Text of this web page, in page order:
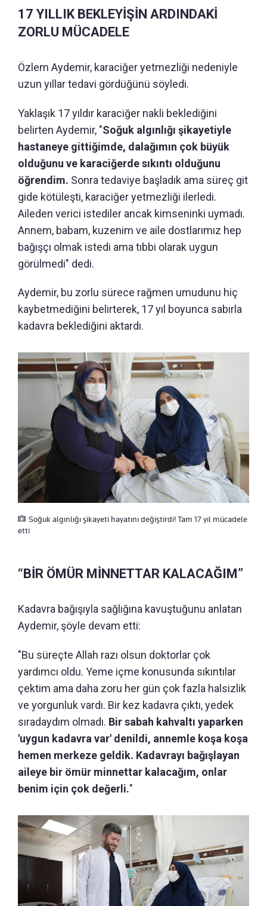
17 YILLIK BEKLEYİŞİN ARDINDAKİ
ZORLU MÜCADELE
Özlem Aydemir, karaciğer yetmezliği nedeniyle
uzun yıllar tedavi gördüğünü söyledi.
Yaklaşık 17 yıldır karaciğer nakli beklediğini
belirten Aydemir, "Soğuk algınlığı şikayetiyle
hastaneye gittiğimde, dalağımın çok büyük
olduğunu ve karaciğerde sıkıntı olduğunu
öğrendim. Sonra tedaviye başladık ama süreç git
gide kötüleşti, karaciğer yetmezliği ilerledi.
Aileden verici istediler ancak kimseninki uymadı.
Annem, babam, kuzenim ve aile dostlarımız hep
bağışçı olmak istedi ama tıbbi olarak uygun
görülmedi" dedi.
Aydemir, bu zorlu sürece rağmen umudunu hiç
kaybetmediğini belirterek, 17 yıl boyunca sabırla
kadavra beklediğini aktardı.
Soğuk algınlığı şikayeti hayatını değiştirdi! Tam 17 yıl mücadele
etti
“BİR ÖMÜR MİNNETTAR KALACAĞIM”
Kadavra bağışıyla sağlığına kavuştuğunu anlatan
Aydemir, şöyle devam etti:
"Bu süreçte Allah razı olsun doktorlar çok
yardımcı oldu. Yeme içme konusunda sıkıntılar
çektim ama daha zoru her gün çok fazla halsizlik
ve yorgunluk vardı. Bir kez kadavra çıktı, yedek
sıradaydım olmadı. Bir sabah kahvaltı yaparken
'uygun kadavra var' denildi, annemle koşa koşa
hemen merkeze geldik. Kadavrayı bağışlayan
aileye bir ömür minnettar kalacağım, onlar
benim için çok değerli."